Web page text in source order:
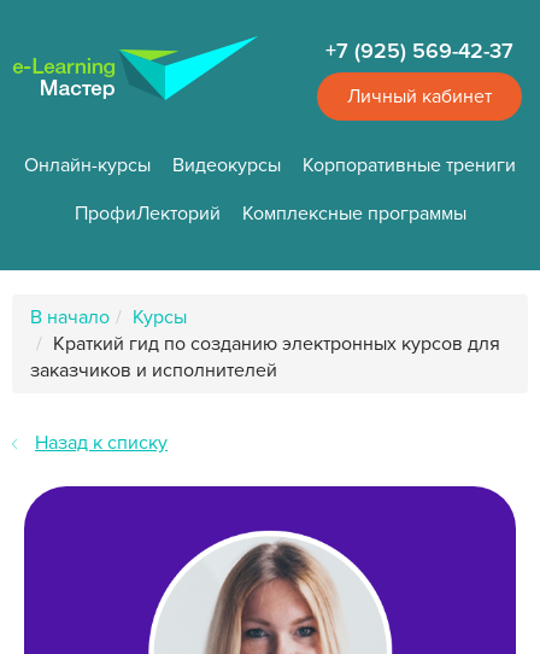
основному
содержанию
+7 (925) 569-42-37
Личный кабинет
Онлайн-курсы Видеокурсы
Корпоративные трениги
ПрофиЛекторий
Комплексные программы
Путь
странице
В начало
Курсы
Краткий гид по созданию электронных курсов для
заказчиков и исполнителей
Назад к списку